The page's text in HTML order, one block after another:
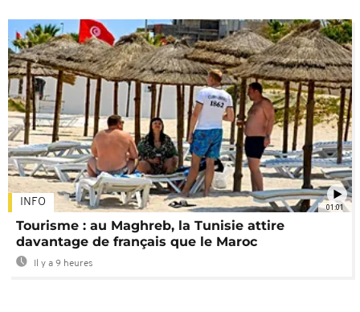
01:01
INFO
Tourisme : au Maghreb, la Tunisie attire
davantage de français que le Maroc
Il y a 9 heures